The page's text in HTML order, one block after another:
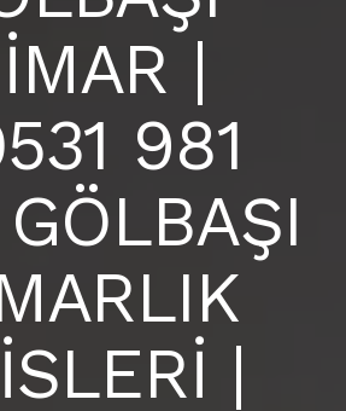
OFİSİ |
|
981
|